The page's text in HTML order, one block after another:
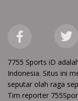
7755 Sports iD
Indonesia. Situs ini
seputar olah raga
Tim reporter